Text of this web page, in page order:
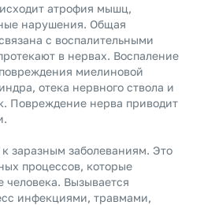
атрофия мышц,
нарушения. Общая
с воспалительными
в нервах. Воспаление
миелиновой
отека нервного ствола и
Повреждение нерва приводит
заразным заболеваниям. Это
процессов, которые
человека. Вызывается
инфекциями, травмами,